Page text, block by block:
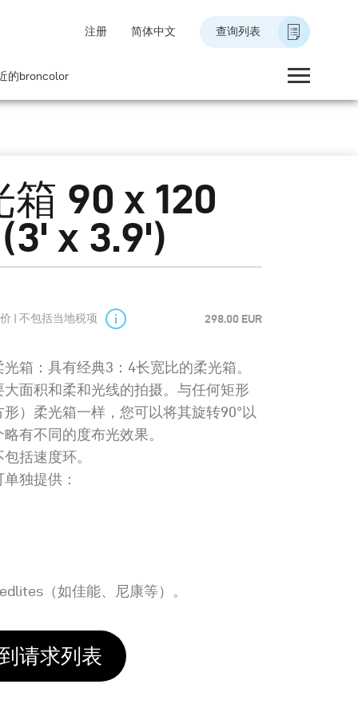
注册 简体中文 查询列表
的broncolor
箱 90 x 120
x 3.9')
| 不包括当地税项 298.00 EUR
箱：具有经典3：4长宽比的柔光箱。
大面积和柔和光线的拍摄。与任何矩形
形）柔光箱一样，您可以将其旋转90°以
有不同的度布光效果。
括速度环。
独提供：
（如佳能、尼康等）。
请求列表